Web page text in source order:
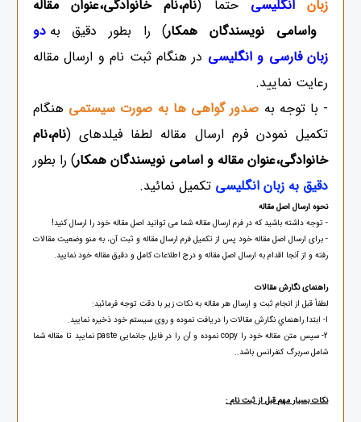
زبان
انگلیسی حتما (نام،نام خانوادگی،عنوان مقاله
واسامی نویسندگان همکار) را بطور دقیق به دو
زبان فارسی و انگلیسی در هنگام ثبت نام و ارسال مقاله
رعایت نمایید.
- با توجه به صدور گواهی ها به صورت سیستمی هنگام
تکمیل نمودن فرم ارسال مقاله لطفا فیلدهای (نام،نام
خانوادگی،عنوان مقاله و اسامی نویسندگان همکار) را بطور
دقیق به زبان انگلیسی تکمیل نمائید.
نحوه ارسال اصل مقاله
- توجه داشته باشید که در فرم ارسال مقاله شما می توانید اصل مقاله خود را ارسال کنید!
- برای ارسال اصل مقاله خود پس از تکمیل فرم ارسال مقاله و ثبت آن، به منو وضعیت مقالات
رفته و از آنجا اقدام به ارسال اصل مقاله و درج اطلاعات کامل و دقیق مقاله خود نمایید.
راهنمای نگارش مقالات
لطفاً قبل از انجام ثبت و ارسال هر مقاله به نکات زیر با دقت توجه فرمائید:
ا- ابتدا راهنماي نگارش مقالات را دریافت نموده و روی سیستم خود ذخیره نمایید.
2- سپس متن مقاله خود را copy نموده و آن را در فایل جانمایی paste نمایید تا مقاله شما
شامل سربرگ کنفرانس باشد..
نکات بسیار مهم قبل از ثبت نام :